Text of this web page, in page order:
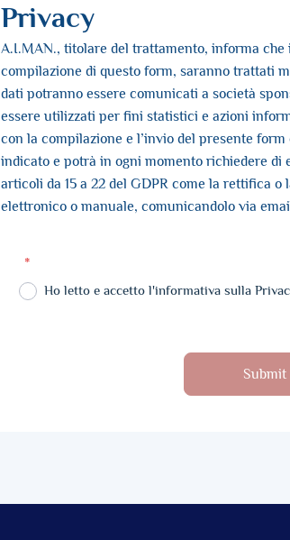
Privacy
A.I.MAN., titolare del trattamento, informa
compilazione di questo form, saranno trattati
dati potranno essere comunicati a società
essere utilizzati per fini statistici e azioni
con la compilazione e l’invio del presente
indicato e potrà in ogni momento richiedere
articoli da 15 a 22 del GDPR come la rettifica
elettronico o manuale, comunicandolo via
*
Ho letto e accetto l'informativa sulla
Submit